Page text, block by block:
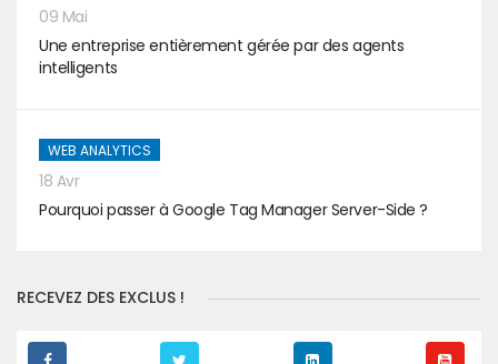
09 Mai
Une entreprise entièrement gérée par des agents
intelligents
WEB ANALYTICS
18 Avr
Pourquoi passer à Google Tag Manager Server-Side ?
RECEVEZ DES EXCLUS !